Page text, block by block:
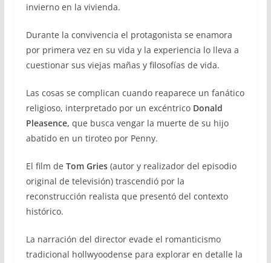
invierno en la vivienda.
Durante la convivencia el protagonista se enamora
por primera vez en su vida y la experiencia lo lleva a
cuestionar sus viejas mañas y filosofías de vida.
Las cosas se complican cuando reaparece un fanático
religioso, interpretado por un excéntrico Donald
Pleasence, que busca vengar la muerte de su hijo
abatido en un tiroteo por Penny.
El film de Tom Gries(autor y realizador del episodio
original de televisión) trascendió por la
reconstrucción realista que presentó del contexto
histórico.
La narración del director evade el romanticismo
tradicional hollwyoodense para explorar en detalle la